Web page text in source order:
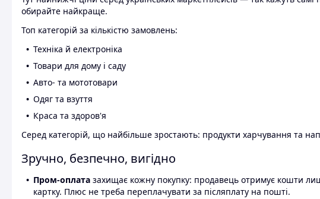
обирайте найкраще.
Топ категорій за кількістю замовлень:
Техніка й електроніка
Товари для дому і саду
Авто- та мототовари
Одяг та взуття
Краса та здоров'я
Серед категорій, що найбільше зростають: продукти харчування та
Зручно, безпечно, вигідно
Пром-оплата захищає кожну покупку: продавець отримує кошти
картку. Плюс не треба переплачувати за післяплату на пошті.